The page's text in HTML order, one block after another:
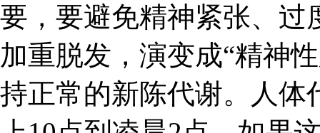
要，要避免精神紧张、过
加重脱发，演变成“精神
持正常的新陈代谢。人体